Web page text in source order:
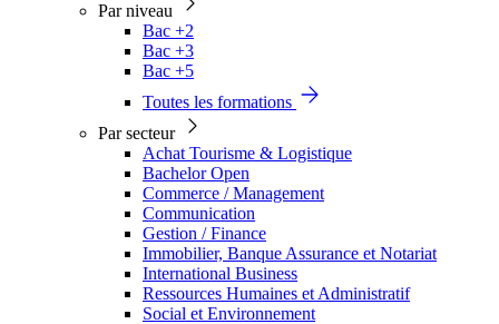
Par niveau
Bac +2
Bac +3
Bac +5
Toutes les formations
Par secteur
Achat Tourisme & Logistique
Bachelor Open
Commerce / Management
Communication
Gestion / Finance
Immobilier, Banque Assurance et Notariat
International Business
Ressources Humaines et Administratif
Social et Environnement